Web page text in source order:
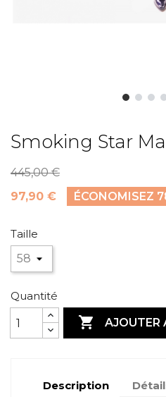
Smoking Star
445,00 €
97,90 €
ÉCONOMISEZ
Taille
Quantité
 AJOUTER
Description